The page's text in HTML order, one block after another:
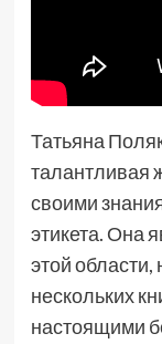
Татьяна
талантливая
своими
этикета. Она
этой
нескольких
настоящими